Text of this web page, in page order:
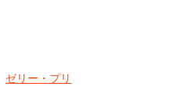
ゼリー・プリ